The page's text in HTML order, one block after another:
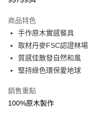
Google Pay
全盈+PAY
大哥付你分期
相關說明
1.本服務由台灣大哥大提供，台灣大
2.付款方式選擇「大哥付你分期」，
AFTEE先享後付
相關說明
商品特色
手作原木實感餐具
取材丹麥FSC認證林場
質感佳散發自然和風
堅持綠色環保愛地球
銷售重點
100%原木製作